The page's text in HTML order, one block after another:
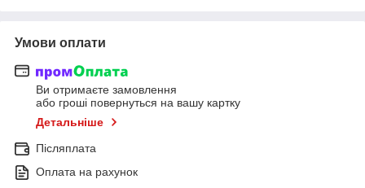
Умови оплати
Ви отримаєте замовлення
або гроші повернуться на вашу картку
Детальніше
Післяплата
Оплата на рахунок